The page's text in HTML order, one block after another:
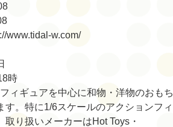
www.tidal-w.com/
時
ィギュアを中心に和物・洋物のおもち
す。特に1/6スケールのアクションフィ
取り扱いメーカーはHot Toys・